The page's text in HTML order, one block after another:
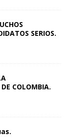
SERIOS.
COLOMBIA.